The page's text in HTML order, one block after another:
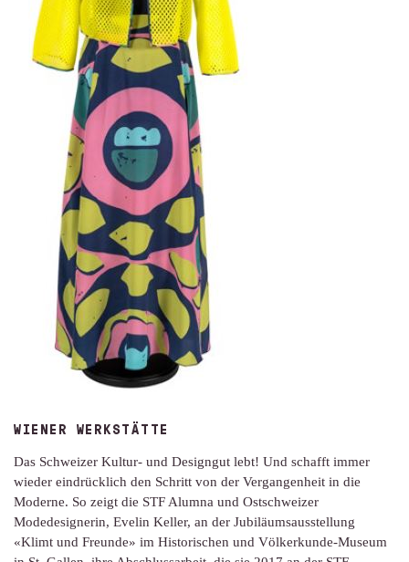
WIENER WERKSTÄTTE
Das Schweizer Kultur- und Designgut lebt! Und schafft immer
wieder eindrücklich den Schritt von der Vergangenheit in die
Moderne. So zeigt die STF Alumna und Ostschweizer
Modedesignerin, Evelin Keller, an der Jubiläumsausstellung
«Klimt und Freunde» im Historischen und Völkerkunde-Museum